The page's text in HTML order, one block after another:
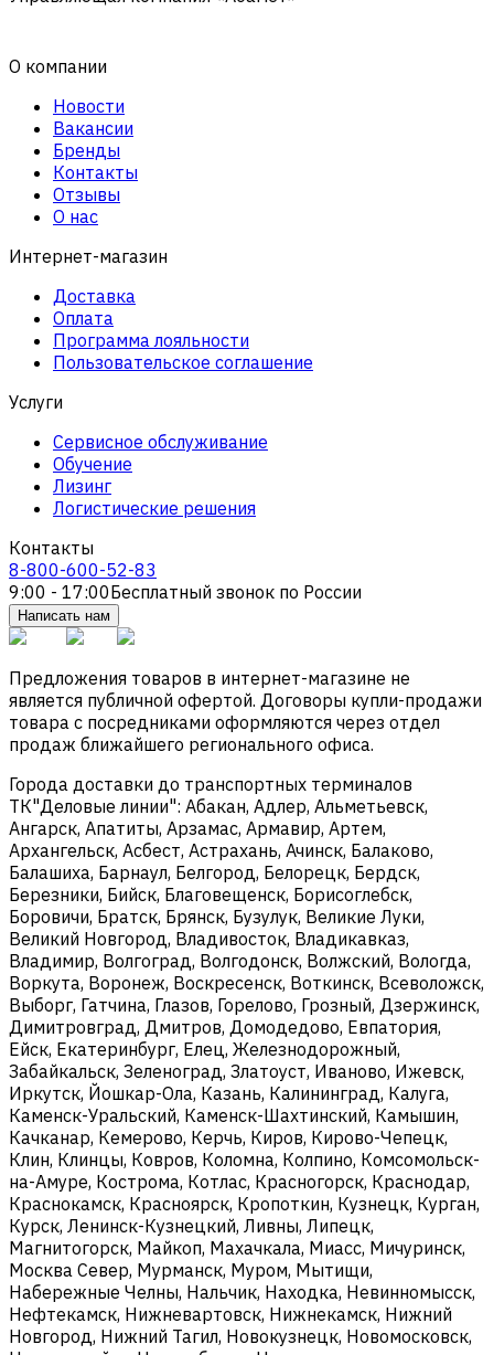
О компании
Новости
Вакансии
Бренды
Контакты
Отзывы
О нас
Интернет-магазин
Доставка
Оплата
Программа лояльности
Пользовательское соглашение
Услуги
Сервисное обслуживание
Обучение
Лизинг
Логистические решения
Контакты
8-800-600-52-83
9:00 - 17:00Бесплатный звонок по России
Написать нам
Предложения товаров в интернет-магазине не
является публичной офертой. Договоры купли-продажи
товара с посредниками оформляются через отдел
продаж ближайшего регионального офиса.
Города доставки до транспортных терминалов
ТК"Деловые линии": Абакан, Адлер, Альметьевск,
Ангарск, Апатиты, Арзамас, Армавир, Артем,
Архангельск, Асбест, Астрахань, Ачинск, Балаково,
Балашиха, Барнаул, Белгород, Белорецк, Бердск,
Березники, Бийск, Благовещенск, Борисоглебск,
Боровичи, Братск, Брянск, Бузулук, Великие Луки,
Великий Новгород, Владивосток, Владикавказ,
Владимир, Волгоград, Волгодонск, Волжский, Вологда,
Воркута, Воронеж, Воскресенск, Воткинск, Всеволожск,
Выборг, Гатчина, Глазов, Горелово, Грозный, Дзержинск,
Димитровград, Дмитров, Домодедово, Евпатория,
Ейск, Екатеринбург, Елец, Железнодорожный,
Забайкальск, Зеленоград, Златоуст, Иваново, Ижевск,
Иркутск, Йошкар-Ола, Казань, Калининград, Калуга,
Каменск-Уральский, Каменск-Шахтинский, Камышин,
Качканар, Кемерово, Керчь, Киров, Кирово-Чепецк,
Клин, Клинцы, Ковров, Коломна, Колпино, Комсомольск-
на-Амуре, Кострома, Котлас, Красногорск, Краснодар,
Краснокамск, Красноярск, Кропоткин, Кузнецк, Курган,
Курск, Ленинск-Кузнецкий, Ливны, Липецк,
Магнитогорск, Майкоп, Махачкала, Миасс, Мичуринск,
Москва Север, Мурманск, Муром, Мытищи,
Набережные Челны, Нальчик, Находка, Невинномысск,
Нефтекамск, Нижневартовск, Нижнекамск, Нижний
Новгород, Нижний Тагил, Новокузнецк, Новомосковск,